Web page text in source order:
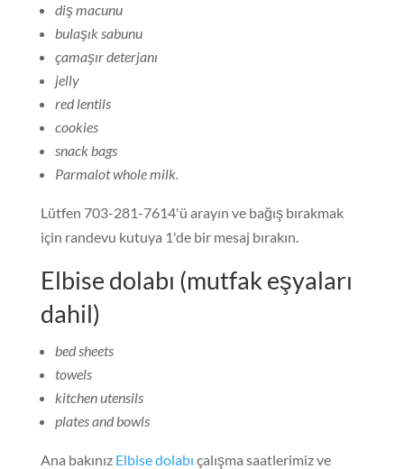
diş macunu
bulaşık sabunu
çamaşır deterjanı
jelly
red lentils
cookies
snack bags
Parmalot whole milk.
Lütfen 703-281-7614'ü arayın ve bağış bırakmak
için randevu kutuya 1'de bir mesaj bırakın.
Elbise dolabı (mutfak eşyaları
dahil)
bed sheets
towels
kitchen utensils
plates and bowls
Ana bakınız Elbise dolabı çalışma saatlerimiz ve